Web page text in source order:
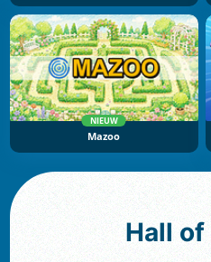
NIEUW
Mazoo
Hall of